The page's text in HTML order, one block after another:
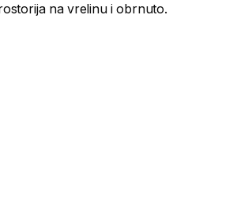
na vrelinu i obrnuto.